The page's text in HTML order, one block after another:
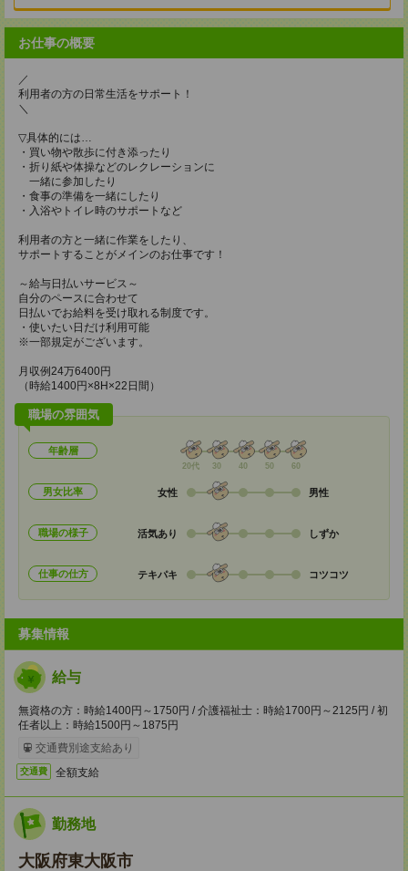
お仕事の概要
／
利用者の方の日常生活をサポート！
＼
▽具体的には…
・買い物や散歩に付き添ったり
・折り紙や体操などのレクレーションに
一緒に参加したり
・食事の準備を一緒にしたり
・入浴やトイレ時のサポートなど
利用者の方と一緒に作業をしたり、
サポートすることがメインのお仕事です！
～給与日払いサービス～
自分のペースに合わせて
日払いでお給料を受け取れる制度です。
・使いたい日だけ利用可能
※一部規定がございます。
月収例24万6400円
（時給1400円×8H×22日間）
職場の雰囲気
年齢層
20代 30 40 50 60
男女比率 女性 男性
職場の様子 活気あり しずか
仕事の仕方 テキパキ コツコツ
募集情報
給与
無資格の方：時給1400円～1750円 / 介護福祉士：時給1700円～2125円 / 初
任者以上：時給1500円～1875円
交通費別途支給あり
交通費 全額支給
勤務地
大阪府東大阪市